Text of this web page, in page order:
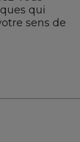
qui
sens de